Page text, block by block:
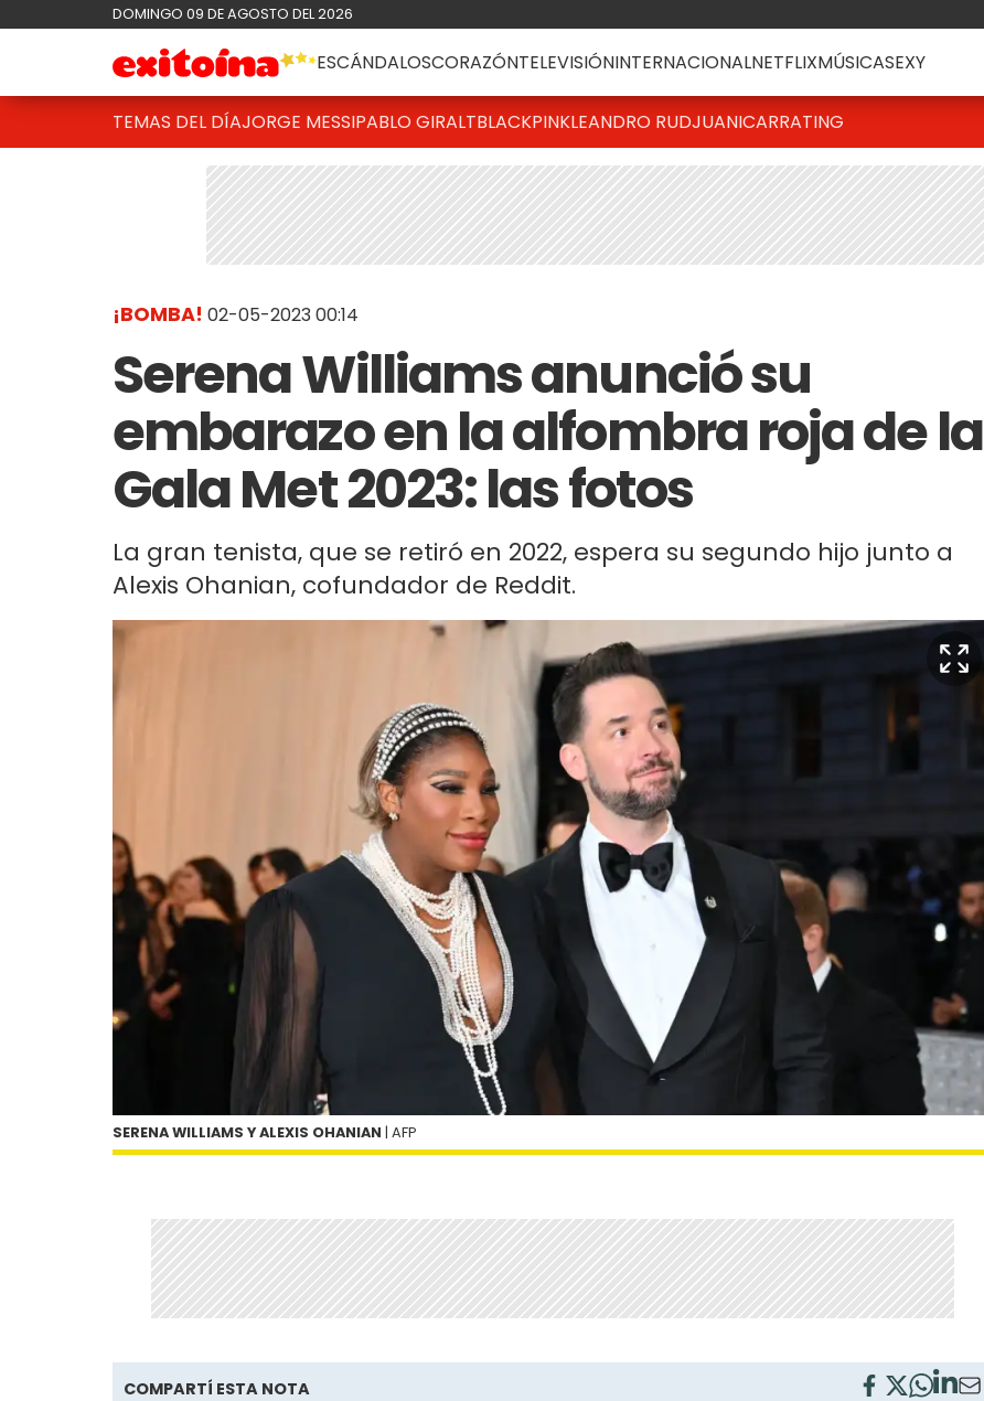
DOMINGO 09 DE AGOSTO DEL 2026
ESCÁNDALOSCORAZÓNTELEVISIÓNINTERNACIONALNETFLIXMÚSICASEXY
TEMAS DEL DÍAJORGE MESSIPABLO GIRALTBLACKPINKLEANDRO RUDJUANICARRATING
¡BOMBA! 02-05-2023 00:14
Serena Williams anunció su
embarazo en la alfombra roja de la
Gala Met 2023: las fotos
La gran tenista, que se retiró en 2022, espera su segundo hijo junto a
Alexis Ohanian, cofundador de Reddit.
SERENA WILLIAMS Y ALEXIS OHANIAN | AFP
COMPARTÍ ESTA NOTA